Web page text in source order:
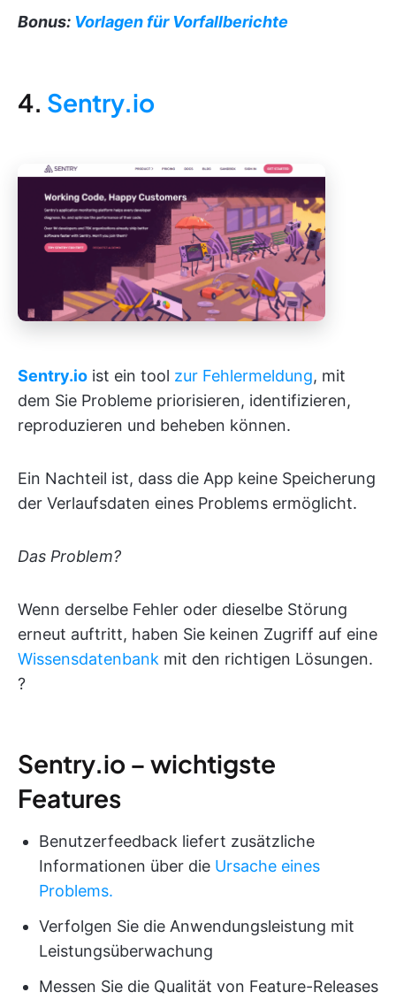
Bonus: Vorlagen für Vorfallberichte
4. Sentry.io
Sentry.io ist ein tool zur Fehlermeldung, mit
dem Sie Probleme priorisieren, identifizieren,
reproduzieren und beheben können.
Ein Nachteil ist, dass die App keine Speicherung
der Verlaufsdaten eines Problems ermöglicht.
Das Problem?
Wenn derselbe Fehler oder dieselbe Störung
erneut auftritt, haben Sie keinen Zugriff auf eine
Wissensdatenbank mit den richtigen Lösungen.
?
Sentry.io – wichtigste
Features
Benutzerfeedback liefert zusätzliche
Informationen über die Ursache eines
Problems.
Verfolgen Sie die Anwendungsleistung mit
Leistungsüberwachung
Messen Sie die Qualität von Feature-Releases